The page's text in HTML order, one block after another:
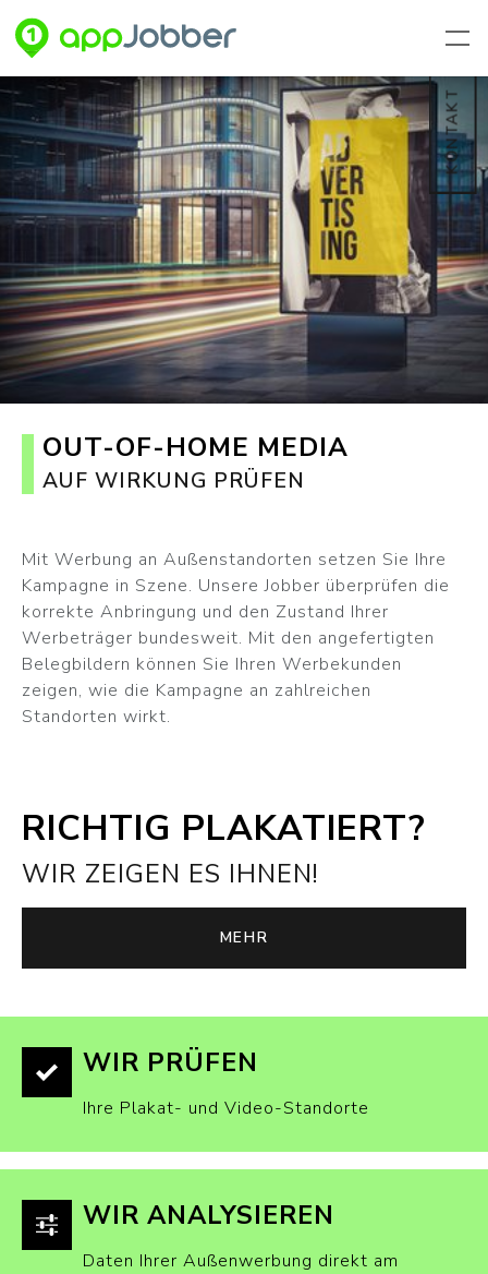
Zum Hauptinhalt springen
OUT-OF-HOME MEDIA
AUF WIRKUNG PRÜFEN
Mit Werbung an Außenstandorten setzen Sie Ihre
Kampagne in Szene. Unsere Jobber überprüfen die
korrekte Anbringung und den Zustand Ihrer
Werbeträger bundesweit. Mit den angefertigten
Belegbildern können Sie Ihren Werbekunden
zeigen, wie die Kampagne an zahlreichen
Standorten wirkt.
RICHTIG PLAKATIERT?
WIR ZEIGEN ES IHNEN!
MEHR
WIR PRÜFEN
Ihre Plakat- und Video-Standorte
WIR ANALYSIEREN
Daten Ihrer Außenwerbung direkt am
KONTAKT